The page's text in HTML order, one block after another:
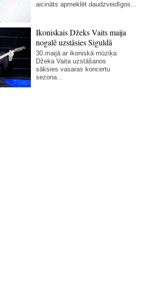
aicināts apmeklēt daudzveidīgos...
Ikoniskais Džeks Vaits maija
nogalē uzstāsies Siguldā
30.maijā ar ikoniskā mūziķa
Džeka Vaita uzstāšanos
sāksies vasaras koncertu
sezona...